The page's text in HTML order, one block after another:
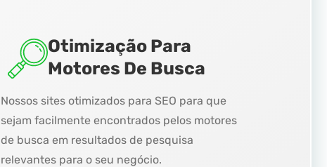
Otimização Para
Motores De Busca
Nossos sites otimizados para SEO para que
sejam facilmente encontrados pelos motores
de busca em resultados de pesquisa
relevantes para o seu negócio.